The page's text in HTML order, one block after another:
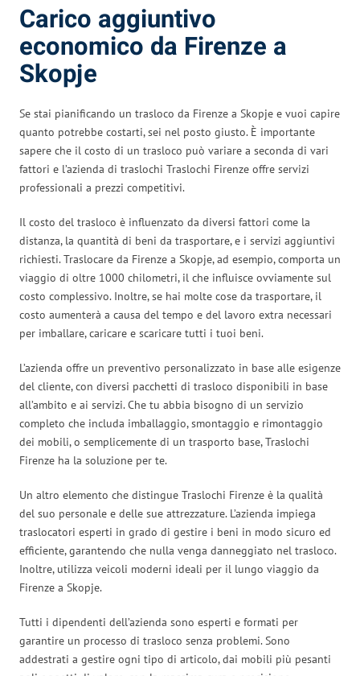
Carico aggiuntivo
economico da Firenze a
Skopje
Se stai pianificando un trasloco da Firenze a Skopje e vuoi capire
quanto potrebbe costarti, sei nel posto giusto. È importante
sapere che il costo di un trasloco può variare a seconda di vari
fattori e l’azienda di traslochi Traslochi Firenze offre servizi
professionali a prezzi competitivi.
Il costo del trasloco è influenzato da diversi fattori come la
distanza, la quantità di beni da trasportare, e i servizi aggiuntivi
richiesti. Traslocare da Firenze a Skopje, ad esempio, comporta un
viaggio di oltre 1000 chilometri, il che influisce ovviamente sul
costo complessivo. Inoltre, se hai molte cose da trasportare, il
costo aumenterà a causa del tempo e del lavoro extra necessari
per imballare, caricare e scaricare tutti i tuoi beni.
L’azienda offre un preventivo personalizzato in base alle esigenze
del cliente, con diversi pacchetti di trasloco disponibili in base
all’ambito e ai servizi. Che tu abbia bisogno di un servizio
completo che includa imballaggio, smontaggio e rimontaggio
dei mobili, o semplicemente di un trasporto base, Traslochi
Firenze ha la soluzione per te.
Un altro elemento che distingue Traslochi Firenze è la qualità
del suo personale e delle sue attrezzature. L’azienda impiega
traslocatori esperti in grado di gestire i beni in modo sicuro ed
efficiente, garantendo che nulla venga danneggiato nel trasloco.
Inoltre, utilizza veicoli moderni ideali per il lungo viaggio da
Firenze a Skopje.
Tutti i dipendenti dell’azienda sono esperti e formati per
garantire un processo di trasloco senza problemi. Sono
addestrati a gestire ogni tipo di articolo, dai mobili più pesanti